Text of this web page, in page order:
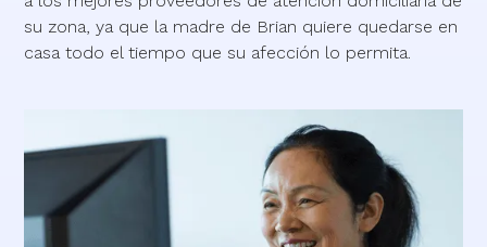
su zona, ya que la madre de Brian quiere quedarse en
casa todo el tiempo que su afección lo permita.